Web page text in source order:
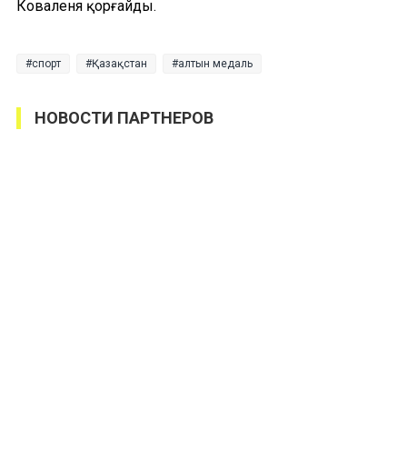
Коваленя қорғайды.
спорт Қазақстан алтын медаль
НОВОСТИ ПАРТНЕРОВ